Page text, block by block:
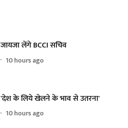
जायजा लेंगे BCCI सचिव
10 hours ago
'देश के लिये खेलने के भाव से उतरना'
10 hours ago